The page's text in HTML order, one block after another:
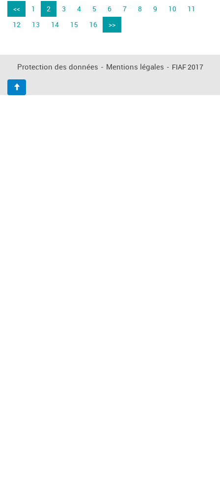
<< 1 2 3 4 5 6 7 8 9 10
11
12
13 14 15 16 >>
Protection des données - Mentions légales - FIAF 2017